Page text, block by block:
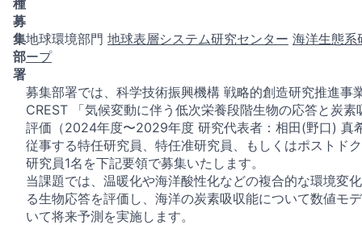
募
集
部
署
地球環境部門 地球表層システム研究センター 海洋生態系
ープ
募集部署では、科学技術振興機構 戦略的創造研究推進事
CREST 「気候変動に伴う低次栄養段階生物の応答と炭素
評価（2024年度〜2029年度 研究代表者：相田(野口) 真
従事する特任研究員、特任准研究員、もしくはポストド
研究員1名を下記要領で募集いたします。
当課題では、温暖化や海洋酸性化などの複合的な環境変
る生物応答を評価し、海洋の炭素吸収能について数値モ
いて将来予測を実施します。